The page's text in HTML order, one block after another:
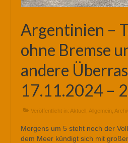
Argentinien –
ohne Bremse
andere
17.11.2024 –
Veröffentlicht in: Aktuell Allgemein
Morgens um 5 steht noch der
dem Meer kündigt sich mit